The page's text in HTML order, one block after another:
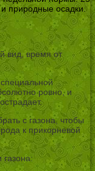
природные осадки.
вид, время от
ровно, и
с газона, чтобы
к прикорневой